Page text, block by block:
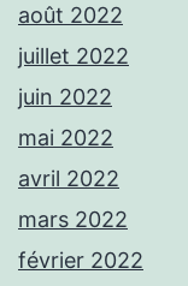
août 2022
juillet 2022
juin 2022
mai 2022
avril 2022
mars 2022
février 2022